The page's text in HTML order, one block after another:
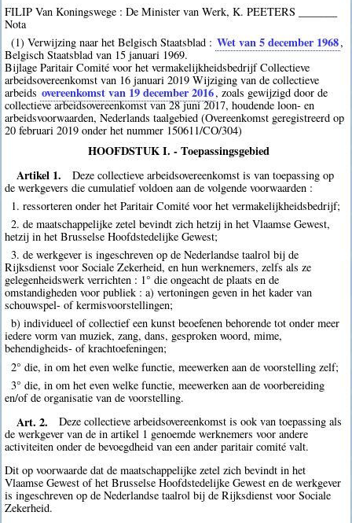
FILIP Van Koningswege : De Minister van Werk, K. PEETERS _______
Nota
(1) Verwijzing naar het Belgisch Staatsblad : Wet van 5 december 1968,
Belgisch Staatsblad van 15 januari 1969.
Bijlage Paritair Comité voor het vermakelijkheidsbedrijf Collectieve
arbeidsovereenkomst van 16 januari 2019 Wijziging van de collectieve
arbeids overeenkomst van 19 december 2016, zoals gewijzigd door de
collectieve arbeidsovereenkomst van 28 juni 2017, houdende loon- en
arbeidsvoorwaarden, Nederlands taalgebied (Overeenkomst geregistreerd op
20 februari 2019 onder het nummer 150611/CO/304)
HOOFDSTUK I. - Toepassingsgebied
Artikel 1.
Deze collectieve arbeidsovereenkomst is van toepassing op
de werkgevers die cumulatief voldoen aan de volgende voorwaarden :
1. ressorteren onder het Paritair Comité voor het vermakelijkheidsbedrijf;
2. de maatschappelijke zetel bevindt zich hetzij in het Vlaamse Gewest,
hetzij in het Brusselse Hoofdstedelijke Gewest;
3. de werkgever is ingeschreven op de Nederlandse taalrol bij de
Rijksdienst voor Sociale Zekerheid, en hun werknemers, zelfs als ze
gelegenheidswerk verrichten : 1° die ongeacht de plaats en de
omstandigheden voor publiek : a) vertoningen geven in het kader van
schouwspel- of kermisvoorstellingen;
b) individueel of collectief een kunst beoefenen behorende tot onder meer
iedere vorm van muziek, zang, dans, gesproken woord, mime,
behendigheids- of krachtoefeningen;
2° die, in om het even welke functie, meewerken aan de voorstelling zelf;
3° die, in om het even welke functie, meewerken aan de voorbereiding
en/of de organisatie van de voorstelling.
Art. 2.
Deze collectieve arbeidsovereenkomst is ook van toepassing als
de werkgever van de in artikel 1 genoemde werknemers voor andere
activiteiten onder de bevoegdheid van een ander paritair comité valt.
Dit op voorwaarde dat de maatschappelijke zetel zich bevindt in het
Vlaamse Gewest of het Brusselse Hoofdstedelijke Gewest en de werkgever
is ingeschreven op de Nederlandse taalrol bij de Rijksdienst voor Sociale
Zekerheid.